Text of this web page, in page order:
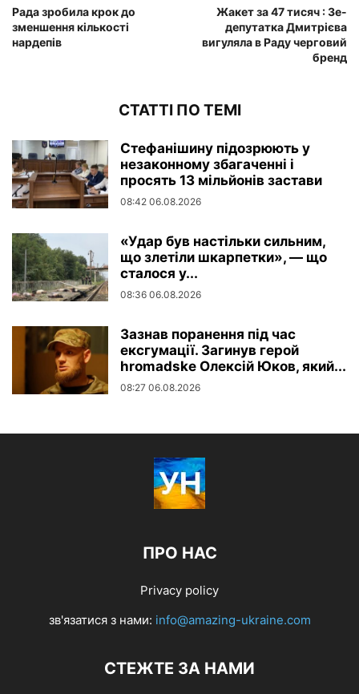
Рада зробила крок до
зменшення кількості
нардепів
Жакет за 47 тисяч : Зе-
депутатка Дмитрієва
вигуляла в Раду черговий
бренд
СТАТТІ ПО ТЕМІ
Стефанішину підозрюють у
незаконному збагаченні і
просять 13 мільйонів застави
08:42 06.08.2026
«Удар був настільки сильним,
що злетіли шкарпетки», — що
сталося у...
08:36 06.08.2026
Зазнав поранення під час
ексгумації. Загинув герой
hromadske Олексій Юков, який...
08:27 06.08.2026
ПРО НАС
Privacy policy
зв'язатися з нами: info@amazing-ukraine.com
СТЕЖТЕ ЗА НАМИ